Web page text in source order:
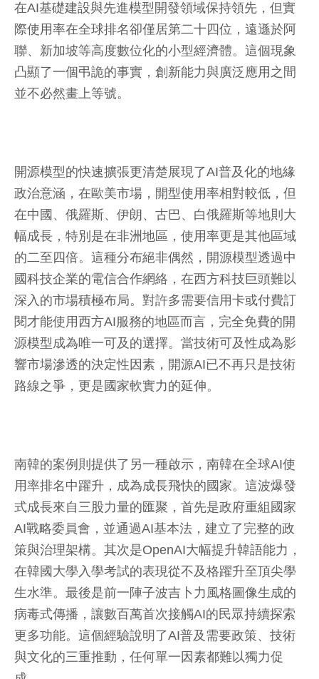
在AI基礎建設與先進模型開發領域保持領先，但實
際使用率在全球排名卻僅居第二十四位，遠遜於阿
聯、新加坡等高度數位化的小型經濟體。這個現象
凸顯了一個弔詭的事實，創新能力與廣泛應用之間
並不必然畫上等號。
開源模型的快速擴張更清楚展現了AI普及化的地緣
政治意涵，在歐美市場，開型使用率相對較低，但
在中國、俄羅斯、伊朗、古巴、白俄羅斯等地則大
幅成長，特別是在非洲地區，使用率更是其他區域
的二至四倍。這種分布絕非偶然，開源模型透過中
國科技企業的電信合作網絡，在西方科技巨頭難以
深入的市場積極布局。對許多需要信用卡或付費訂
閱才能使用西方AI服務的地區而言，完全免費的開
源模型成為唯一可及的選擇。當技術可及性成為影
響市場滲透的決定性因素，開源AI已不再只是技術
路線之爭，更是國家軟實力的延伸。
南韓的案例則提供了另一種啟示，南韓在全球AI使
用率排名中躍升，成為成長飛快的國家。這波爆發
式成長來自三股力量的匯聚，首先是政府重組國家
AI戰略委員會，並通過AI基本法，建立了完整的政
策與治理架構。其次是OpenAI大幅提升韓語能力，
在韓國大學入學考試的表現從不及格躍升至頂尖學
生水準。最後是前一陣子波吉卜力風格圖像生成的
病毒式傳播，讓數百萬首次接觸AI的民眾持續探索
更多功能。這個經驗說明了AI普及需要政策、技術
與文化的三重推動，任何單一因素都難以獨力促